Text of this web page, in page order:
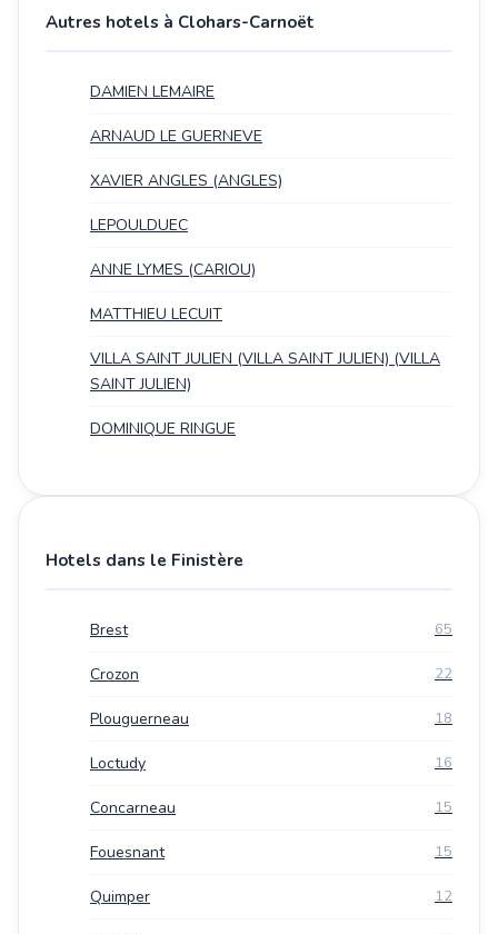
Autres hotels à Clohars-Carnoët
DAMIEN LEMAIRE
ARNAUD LE GUERNEVE
XAVIER ANGLES (ANGLES)
LEPOULDUEC
ANNE LYMES (CARIOU)
MATTHIEU LECUIT
VILLA SAINT JULIEN (VILLA SAINT JULIEN) (VILLA
SAINT JULIEN)
DOMINIQUE RINGUE
Hotels dans le Finistère
Brest 65
Crozon 22
Plouguerneau 18
Loctudy 16
Concarneau 15
Fouesnant 15
Quimper 12